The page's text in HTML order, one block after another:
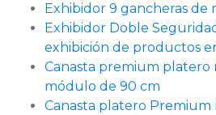
Exhibidor 9 gancheras de
Exhibidor Doble
exhibición de productos
Canasta premium platero
módulo de 90 cm
Canasta platero